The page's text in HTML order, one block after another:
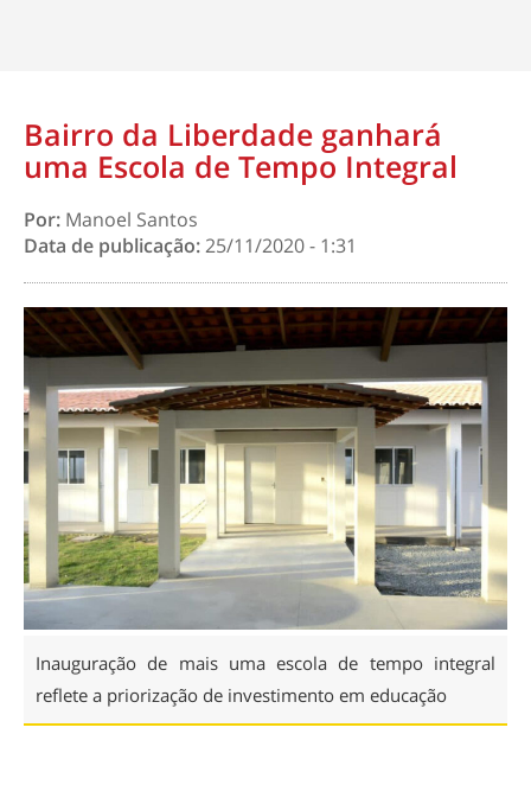
Bairro da Liberdade ganhará
uma Escola de Tempo Integral
Por: Manoel Santos
Data de publicação:25/11/2020 - 1:31
Inauguração de mais uma escola de tempo integral
reflete a priorização de investimento em educação